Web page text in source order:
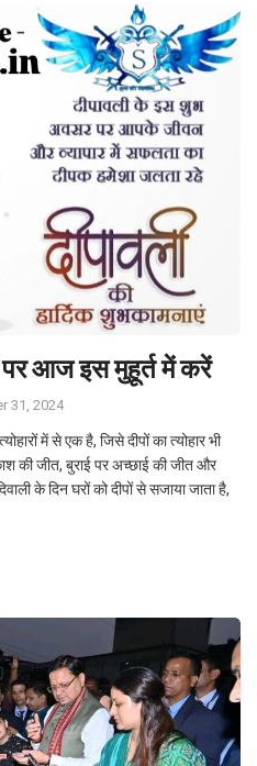
आज इस मुहूर्त में करें
31, 2024
में से एक है, जिसे दीपों का त्योहार भी
की जीत, बुराई पर अच्छाई की जीत और
के दिन घरों को दीपों से सजाया जाता है,